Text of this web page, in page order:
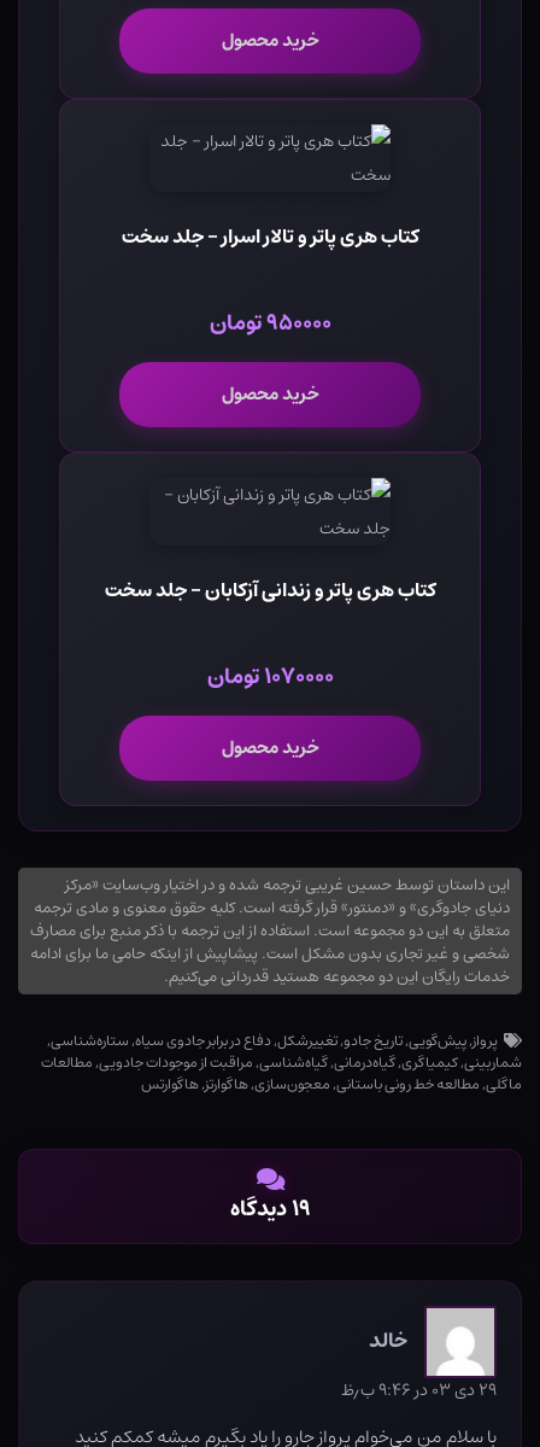
خرید محصول
کتاب هری پاتر و تالار اسرار - جلد سخت
۹۵۰۰۰۰ تومان
خرید محصول
کتاب هری پاتر و زندانی آزکابان - جلد سخت
۱۰۷۰۰۰۰ تومان
خرید محصول
این داستان توسط حسین غریبی ترجمه شده و در اختیار وب‌سایت «مرکز
دنیای جادوگری» و «دمنتور» قرار گرفته است. کلیه حقوق معنوی و مادی ترجمه
متعلق به این دو مجموعه است. استفاده از این ترجمه با ذکر منبع برای مصارف
شخصی و غیر تجاری بدون مشکل است. پیشاپیش از اینکه حامی ما برای ادامه
خدمات رایگان این دو مجموعه هستید قدردانی می‌کنیم.
پرواز,پیش‌گویی,تاریخ جادو,تغییرشکل,دفاع در برابر جادوی سیاه,ستاره‌شناسی,
شماربینی,کیمیاگری,گیاه‌درمانی,گیاه‌شناسی,مراقبت از موجودات جادویی,مطالعات
ماگلی,مطالعه خط رونی باستانی,معجون‌سازی,هاگوارتز,هاگوارتس
۱۹ دیدگاه
خالد
۲۹ دی ۰۳ در ۹:۴۶ ب٫ظ
با سلام من می‌خوام پرواز جارو را یاد بگیرم میشه کمکم کنید